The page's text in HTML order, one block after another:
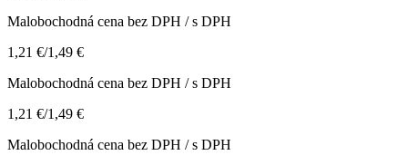
Malobochodná cena bez DPH / s DPH
1,21 €/1,49 €
Malobochodná cena bez DPH / s DPH
1,21 €/1,49 €
Malobochodná cena bez DPH / s DPH